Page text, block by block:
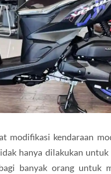
modifikasi kendaraan
hanya dilakukan
banyak orang untuk